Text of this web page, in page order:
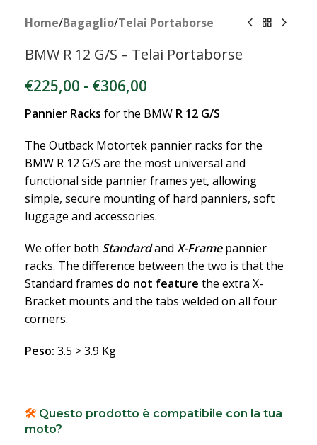
Home/Bagaglio/Telai Portaborse
BMW R 12 G/S – Telai Portaborse
€225,00 - €306,00
Pannier Racks for the BMW R 12 G/S
The Outback Motortek pannier racks for the
BMW R 12 G/S are the most universal and
functional side pannier frames yet, allowing
simple, secure mounting of hard panniers, soft
luggage and accessories.
We offer both Standardand X-Framepannier
racks. The difference between the two is that the
Standard frames do not feature the extra X-
Bracket mounts and the tabs welded on all four
corners.
Peso: 3.5 > 3.9 Kg
🛠️ Questo prodotto è compatibile con la tua
moto?